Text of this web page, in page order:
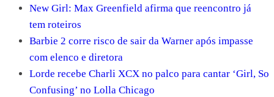
New Girl: Max Greenfield afirma que reencontro já
tem roteiros
Barbie 2 corre risco de sair da Warner após impasse
com elenco e diretora
Lorde recebe Charli XCX no palco para cantar ‘Girl, So
Confusing’ no Lolla Chicago